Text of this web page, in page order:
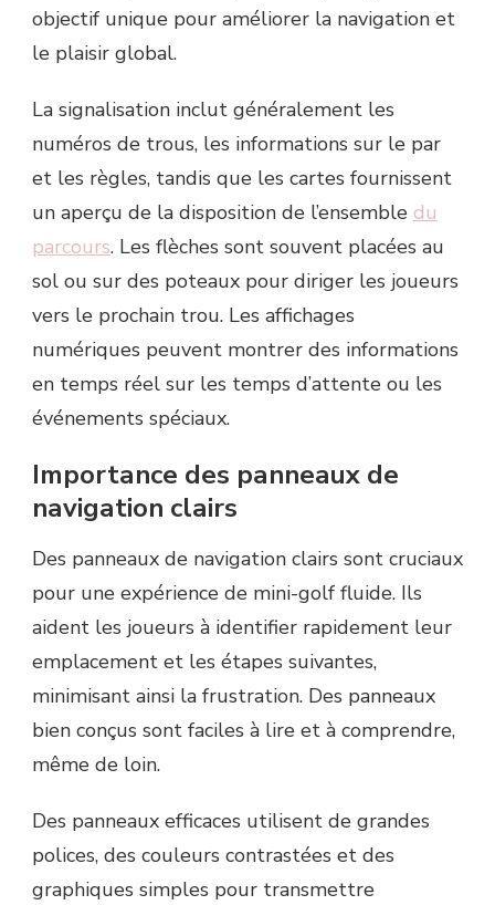
objectif unique pour améliorer la navigation et
le plaisir global.
La signalisation inclut généralement les
numéros de trous, les informations sur le par
et les règles, tandis que les cartes fournissent
un aperçu de la disposition de l’ensemble du
parcours. Les flèches sont souvent placées au
sol ou sur des poteaux pour diriger les joueurs
vers le prochain trou. Les affichages
numériques peuvent montrer des informations
en temps réel sur les temps d’attente ou les
événements spéciaux.
Importance des panneaux de
navigation clairs
Des panneaux de navigation clairs sont cruciaux
pour une expérience de mini-golf fluide. Ils
aident les joueurs à identifier rapidement leur
emplacement et les étapes suivantes,
minimisant ainsi la frustration. Des panneaux
bien conçus sont faciles à lire et à comprendre,
même de loin.
Des panneaux efficaces utilisent de grandes
polices, des couleurs contrastées et des
graphiques simples pour transmettre